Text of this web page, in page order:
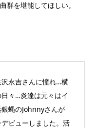
群を堪能してほしい。
永吉さんに憧れ…横
々…炎達は元々はイ
蝿のJohnnyさんが
ビューしました。活